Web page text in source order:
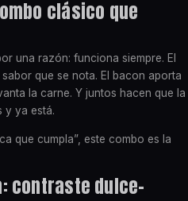
clásico que
una razón: funciona siempre. El
que se nota. El bacon aporta
la carne. Y juntos hacen que la
y ya está.
que cumpla”, este combo es la
contraste dulce-